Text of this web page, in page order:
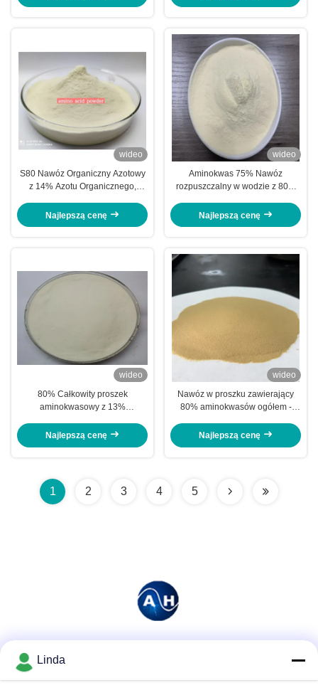
wideo
S80 Nawóz Organiczny Azotowy
z 14% Azotu Organicznego,
Aminokwasów Ogółem dla
Wzmocnionego Wzrostu Roślin
Najlepszą cenę
wideo
Aminokwas 75% Nawóz
rozpuszczalny w wodzie z 80%
azotu i 100% rozpuszczalności
Najlepszą cenę
wideo
80% Całkowity proszek
aminokwasowy z 13%
azotem stymulującym wzrost
korzeni do nawozów rolniczych
Najlepszą cenę
wideo
Nawóz w proszku zawierający
80% aminokwasów ogółem -
hydrolizat z mączki sojowej
Najlepszą cenę
1 2 3 4 5
Linda